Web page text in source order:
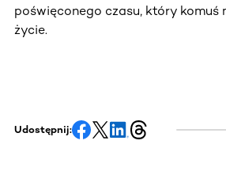
poświęconego czasu, który komuś
życie.
Udostępnij: